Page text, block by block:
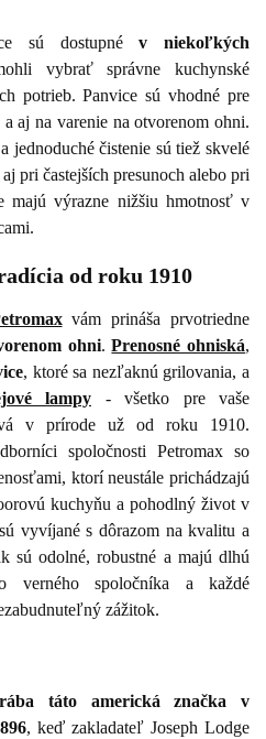
sú dostupnév niekoľkých
vybrať správne kuchynské
potrieb. Panvice sú vhodné pre
aj na varenie na otvorenom ohni.
jednoduché čistenie sú tiež skvelé
pri častejších presunoch alebo pri
majú výrazne nižšiu hmotnosť v
od roku 1910
vám prináša prvotriedne
ohni.Prenosné ohniská,
, ktoré sa nezľaknú grilovania, a
lampy - všetko pre vaše
v prírode už od roku 1910.
spoločnosti Petromax so
ktorí neustále prichádzajú
kuchyňu a pohodlný život v
vyvíjané s dôrazom na kvalitu a
sú odolné, robustné a majú dlhú
verného spoločníka a každé
zážitok.
táto americká značka v
, keď zakladateľ Joseph Lodge